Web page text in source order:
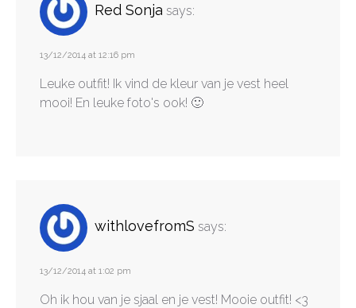
Red Sonja says:
13/12/2014 at 12:16 pm
Leuke outfit! Ik vind de kleur van je vest heel
mooi! En leuke foto's ook! 🙂
withlovefromS says:
13/12/2014 at 1:02 pm
Oh ik hou van je sjaal en je vest! Mooie outfit! <3